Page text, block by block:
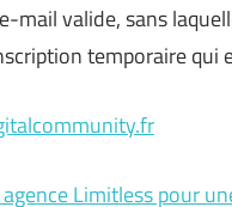
mail valide, sans
temporaire qui
Limitless pour